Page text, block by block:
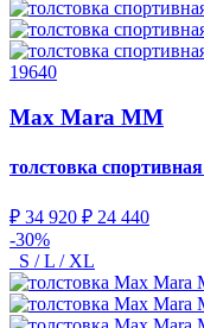
19640
Max Mara MM
толстовка спортивная
₽ 34 920 ₽ 24 440
-30%
S / L / XL